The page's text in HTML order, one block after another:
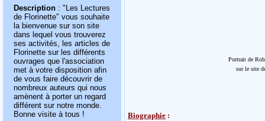
Description : "Les Lectures
de Florinette" vous souhaite
la bienvenue sur son site
dans lequel vous trouverez
ses activités, les articles de
Florinette sur les différents
ouvrages que l'association
met à votre disposition afin
de vous faire découvrir de
nombreux auteurs qui nous
amènent à porter un regard
différent sur notre monde.
Bonne visite à tous !
Portrait de
sur le site
Biographie :